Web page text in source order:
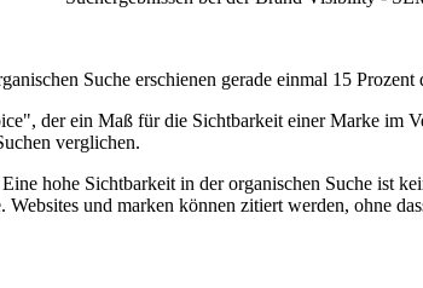
Suche erschienen gerade einmal 15
der ein Maß für die Sichtbarkeit einer Marke im
verglichen.
hohe Sichtbarkeit in der organischen Suche ist
und marken können zitiert werden, ohne